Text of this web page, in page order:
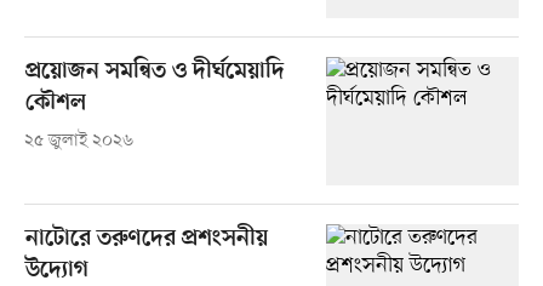
প্রয়োজন সমন্বিত ও দীর্ঘমেয়াদি
কৌশল
২৫ জুলাই ২০২৬
নাটোরে তরুণদের প্রশংসনীয়
উদ্যোগ